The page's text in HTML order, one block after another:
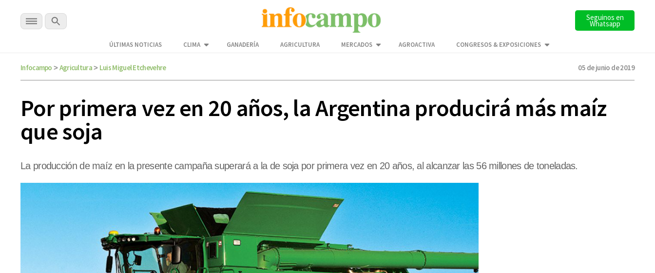
Seguinos en
Whatsapp
ÚLTIMAS NOTICIAS CLIMA GANADERÍA AGRICULTURA MERCADOS AGROACTIVA CONGRESOS & EXPOSICIONES
Infocampo > Agricultura> Luis Miguel Etchevehre 05 de junio de 2019
Por primera vez en 20 años, la Argentina producirá más maíz
que soja
La producción de maíz en la presente campaña superará a la de soja por primera vez en 20 años, al alcanzar las 56 millones de toneladas.